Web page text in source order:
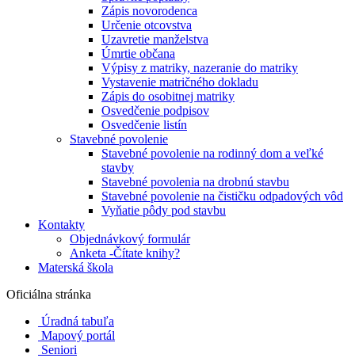
Zápis novorodenca
Určenie otcovstva
Uzavretie manželstva
Úmrtie občana
Výpisy z matriky, nazeranie do matriky
Vystavenie matričného dokladu
Zápis do osobitnej matriky
Osvedčenie podpisov
Osvedčenie listín
Stavebné povolenie
Stavebné povolenie na rodinný dom a veľké
stavby
Stavebné povolenia na drobnú stavbu
Stavebné povolenie na čističku odpadových vôd
Vyňatie pôdy pod stavbu
Kontakty
Objednávkový formulár
Anketa -Čítate knihy?
Materská škola
Oficiálna stránka
Úradná tabuľa
Mapový portál
Seniori